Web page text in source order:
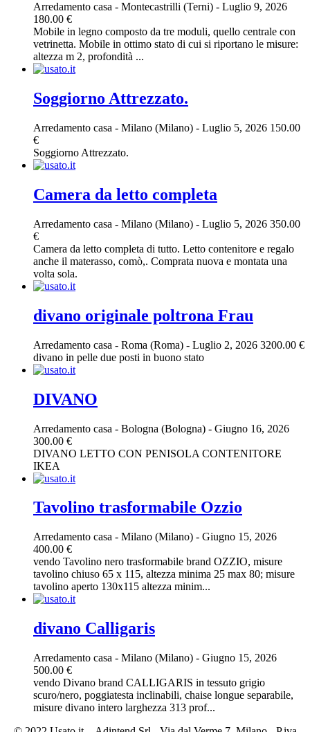
Arredamento casa - Montecastrilli (Terni) - Luglio 9, 2026
180.00 €
Mobile in legno composto da tre moduli, quello centrale con
vetrinetta. Mobile in ottimo stato di cui si riportano le misure:
altezza m 2, profondità ...
Soggiorno Attrezzato.
Arredamento casa - Milano (Milano) - Luglio 5, 2026 150.00
€
Soggiorno Attrezzato.
Camera da letto completa
Arredamento casa - Milano (Milano) - Luglio 5, 2026 350.00
€
Camera da letto completa di tutto. Letto contenitore e regalo
anche il materasso, comò,. Comprata nuova e montata una
volta sola.
divano originale poltrona Frau
Arredamento casa - Roma (Roma) - Luglio 2, 2026 3200.00 €
divano in pelle due posti in buono stato
DIVANO
Arredamento casa - Bologna (Bologna) - Giugno 16, 2026
300.00 €
DIVANO LETTO CON PENISOLA CONTENITORE
IKEA
Tavolino trasformabile Ozzio
Arredamento casa - Milano (Milano) - Giugno 15, 2026
400.00 €
vendo Tavolino nero trasformabile brand OZZIO, misure
tavolino chiuso 65 x 115, altezza minima 25 max 80; misure
tavolino aperto 130x115 altezza minim...
divano Calligaris
Arredamento casa - Milano (Milano) - Giugno 15, 2026
500.00 €
vendo Divano brand CALLIGARIS in tessuto grigio
scuro/nero, poggiatesta inclinabili, chaise longue separabile,
misure divano intero larghezza 313 prof...